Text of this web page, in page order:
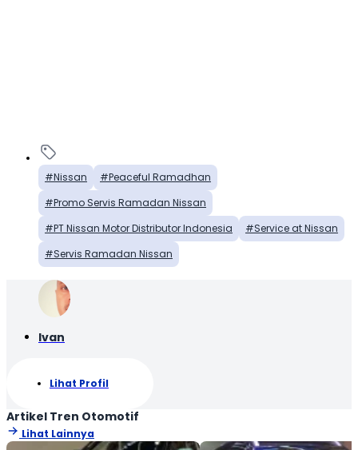
Nissan
Peaceful Ramadhan
Promo Servis Ramadan Nissan
PT Nissan Motor Distributor Indonesia
Service at Nissan
Servis Ramadan Nissan
Ivan
Lihat Profil
Artikel Tren Otomotif
Lihat Lainnya